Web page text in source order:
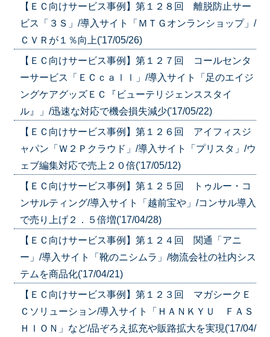
【ＥＣ向けサービス事例】第１２８回 離脱防止サー
ビス「３Ｓ」/導入サイト「ＭＴＧオンランショップ」/
ＣＶＲが１％向上('17/05/26)
【ＥＣ向けサービス事例】第１２７回 コールセンタ
ーサービス「ＥＣｃａｌｌ」/導入サイト「足のエイジ
ングケアグッズＥＣ『ビューテリジェンススタイ
ル』」/迅速な対応で機会損失減少('17/05/22)
【ＥＣ向けサービス事例】第１２６回 アイフィスジ
ャパン「Ｗ２Ｐクラウド」/導入サイト「プリスタ」/ウ
ェブ編集対応で売上２０倍('17/05/12)
【ＥＣ向けサービス事例】第１２５回 トゥルー・コ
ンサルティング/導入サイト「越前宝や」/コンサル導入
で売り上げ２．５倍増('17/04/28)
【ＥＣ向けサービス事例】第１２４回 関通「アニ
ー」/導入サイト「靴のニシムラ」/物流会社の社内シス
テムを商品化('17/04/21)
【ＥＣ向けサービス事例】第１２３回 マガシークＥ
Ｃソリューション/導入サイト「ＨＡＮＫＹＵ ＦＡＳ
ＨＩＯＮ」など/品ぞろえ拡充や販路拡大を実現('17/04/